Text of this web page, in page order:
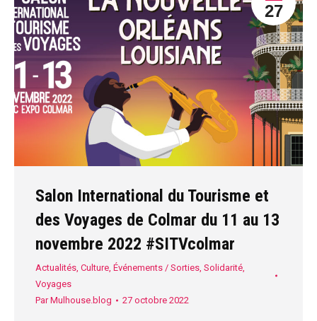
27
Salon International du Tourisme et
des Voyages de Colmar du 11 au 13
novembre 2022 #SITVcolmar
Actualités, Culture, Événements / Sorties, Solidarité,
Voyages
ParMulhouse.blog 27 octobre 2022